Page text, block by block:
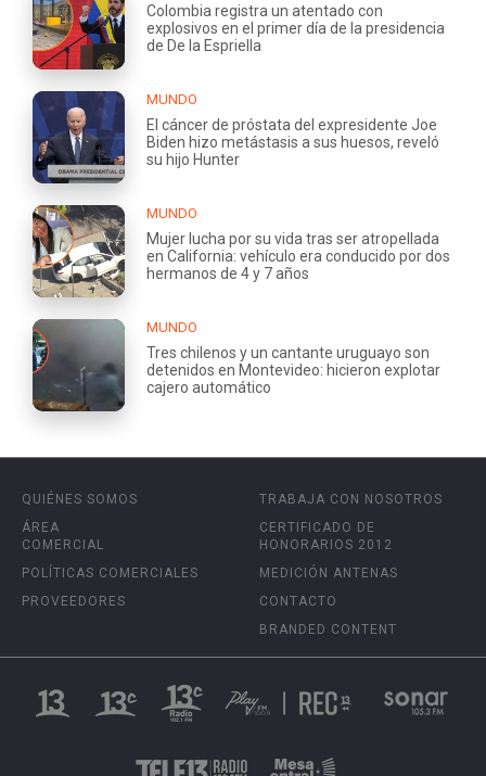
Colombia registra un atentado con
explosivos en el primer día de la presidencia
de De la Espriella
MUNDO
El cáncer de próstata del expresidente Joe
Biden hizo metástasis a sus huesos, reveló
su hijo Hunter
MUNDO
Mujer lucha por su vida tras ser atropellada
en California: vehículo era conducido por dos
hermanos de 4 y 7 años
MUNDO
Tres chilenos y un cantante uruguayo son
detenidos en Montevideo: hicieron explotar
cajero automático
QUIÉNES SOMOS
ÁREA
COMERCIAL
POLÍTICAS COMERCIALES
PROVEEDORES
TRABAJA CON NOSOTROS
CERTIFICADO DE
HONORARIOS 2012
MEDICIÓN ANTENAS
CONTACTO
BRANDED CONTENT